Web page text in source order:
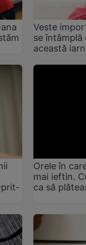
Veste
se întâmplă
această
Orele în
mai ieftin.
ca să